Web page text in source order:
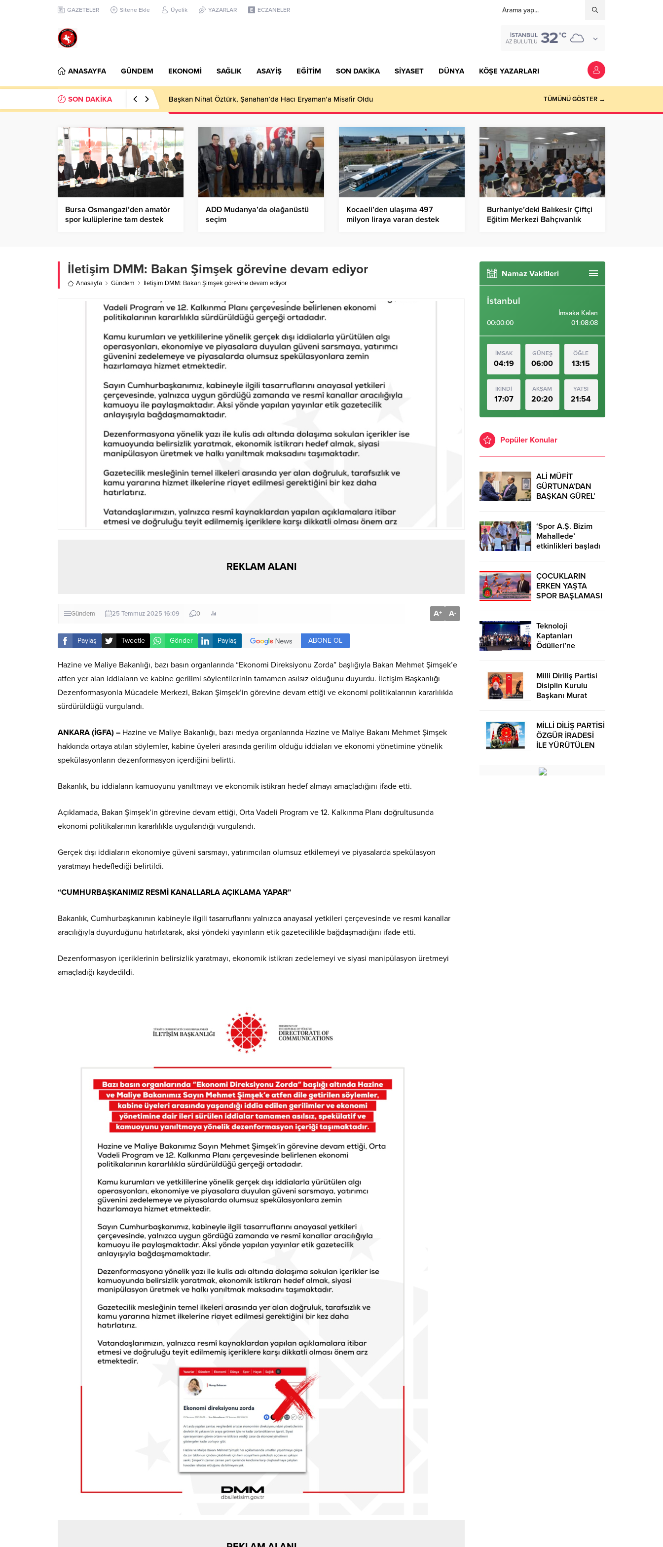
GAZETELER Sitene Ekle Üyelik YAZARLAR ECZANELER
İSTANBUL
AZ BULUTLU 32°C
ANASAYFA GÜNDEM EKONOMİ SAĞLIK ASAYİŞ EĞİTİM SON DAKİKA SİYASET DÜNYA KÖŞE YAZARLARI
SON DAKİKA Başkan Nihat Öztürk, Şanahan’da Hacı Eryaman’a Misafir Oldu TÜMÜNÜ GÖSTER →
Bursa Osmangazi’den amatör
spor kulüplerine tam destek
ADD Mudanya’da olağanüstü
seçim
Kocaeli’den ulaşıma 497
milyon liraya varan destek
Burhaniye’deki Balıkesir Çiftçi
Eğitim Merkezi Bahçıvanlık
İletişim DMM: Bakan Şimşek görevine devam ediyor
Anasayfa Gündem İletişim DMM: Bakan Şimşek görevine devam ediyor
REKLAM ALANI
Gündem 25 Temmuz 2025 16:09 0 A+ A-
Paylaş Tweetle Gönder Paylaş ABONE OL
Hazine ve Maliye Bakanlığı, bazı basın organlarında “Ekonomi Direksiyonu Zorda” başlığıyla Bakan Mehmet Şimşek’e
atfen yer alan iddiaların ve kabine gerilimi söylentilerinin tamamen asılsız olduğunu duyurdu. İletişim Başkanlığı
Dezenformasyonla Mücadele Merkezi, Bakan Şimşek’in görevine devam ettiği ve ekonomi politikalarının kararlılıkla
sürdürüldüğü vurgulandı.
ANKARA (İGFA) – Hazine ve Maliye Bakanlığı, bazı medya organlarında Hazine ve Maliye Bakanı Mehmet Şimşek
hakkında ortaya atılan söylemler, kabine üyeleri arasında gerilim olduğu iddiaları ve ekonomi yönetimine yönelik
spekülasyonların dezenformasyon içerdiğini belirtti.
Bakanlık, bu iddiaların kamuoyunu yanıltmayı ve ekonomik istikrarı hedef almayı amaçladığını ifade etti.
Açıklamada, Bakan Şimşek’in görevine devam ettiği, Orta Vadeli Program ve 12. Kalkınma Planı doğrultusunda
ekonomi politikalarının kararlılıkla uygulandığı vurgulandı.
Gerçek dışı iddiaların ekonomiye güveni sarsmayı, yatırımcıları olumsuz etkilemeyi ve piyasalarda spekülasyon
yaratmayı hedeflediği belirtildi.
“CUMHURBAŞKANIMIZ RESMİ KANALLARLA AÇIKLAMA YAPAR”
Bakanlık, Cumhurbaşkanının kabineyle ilgili tasarruflarını yalnızca anayasal yetkileri çerçevesinde ve resmi kanallar
aracılığıyla duyurduğunu hatırlatarak, aksi yöndeki yayınların etik gazetecilikle bağdaşmadığını ifade etti.
Dezenformasyon içeriklerinin belirsizlik yaratmayı, ekonomik istikrarı zedelemeyi ve siyasi manipülasyon üretmeyi
amaçladığı kaydedildi.
Namaz Vakitleri
İstanbul
00:00:00
İmsaka Kalan
01:08:06
İMSAK
04:19
GÜNEŞ
06:00
ÖĞLE
13:15
İKİNDİ
17:07
AKŞAM
20:20
YATSI
21:54
Popüler Konular
ALİ MÜFİT
GÜRTUNA’DAN
BAŞKAN GÜREL’
‘Spor A.Ş. Bizim
Mahallede’
etkinlikleri başladı
ÇOCUKLARIN
ERKEN YAŞTA
SPOR BAŞLAMASI
UZAK TUTUMUŞ
OLACAKTIR
Teknoloji
Kaptanları
Ödülleri’ne
Milli Diriliş Partisi
Disiplin Kurulu
Başkanı Murat
Basın Açıklaması
MİLLİ DİLİŞ PARTİSİ
ÖZGÜR İRADESİ
İLE YÜRÜTÜLEN
OLUŞUMUDUR